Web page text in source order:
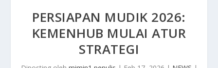
PERSIAPAN MUDIK 2026:
KEMENHUB MULAI ATUR
STRATEGI